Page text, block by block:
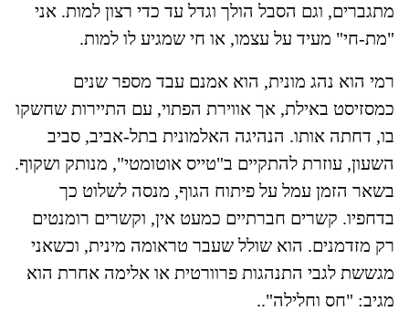
מתגברים, וגם הסבל הולך וגדל עד כדי רצון למות. אני
"מת-חי" מעיד על עצמו, או חי שמגיע לו למות.
רמי הוא נהג מונית, הוא אמנם עבד מספר שנים
כמסזיסט באילת, אך אווירת הפתוי, עם התיירות שחשקו
בו, דחתה אותו. הנהיגה האלמונית בתל-אביב, סביב
השעון, עוזרת להתקיים ב"טייס אוטומטי", מנותק ושקוף.
בשאר הזמן עמל על פיתוח הגוף, מנסה לשלוט כך
בדחפיו. קשרים חברתיים כמעט אין, וקשרים רומנטים
רק מזדמנים. הוא שולל שעבר טראומה מינית, וכשאני
מגששת לגבי התנהגות פרוורטית או אלימה אחרת הוא
מגיב: "חס וחלילה"..